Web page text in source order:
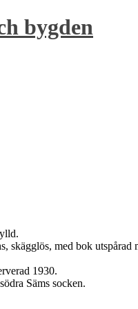
bygden
skägglös, med bok
1930.
Säms socken.